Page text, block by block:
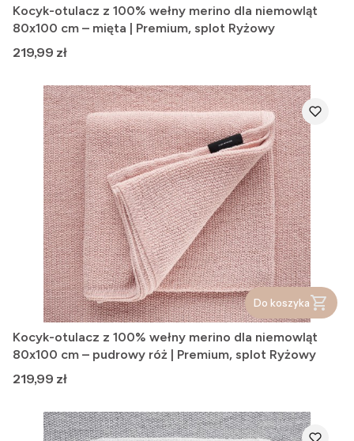
Kocyk-otulacz z 100% wełny merino dla niemowląt
80x100 cm – mięta | Premium, splot Ryżowy
Cena
219,99 zł
Do koszyka
Kocyk-otulacz z 100% wełny merino dla niemowląt
80x100 cm – pudrowy róż | Premium, splot Ryżowy
Cena
219,99 zł